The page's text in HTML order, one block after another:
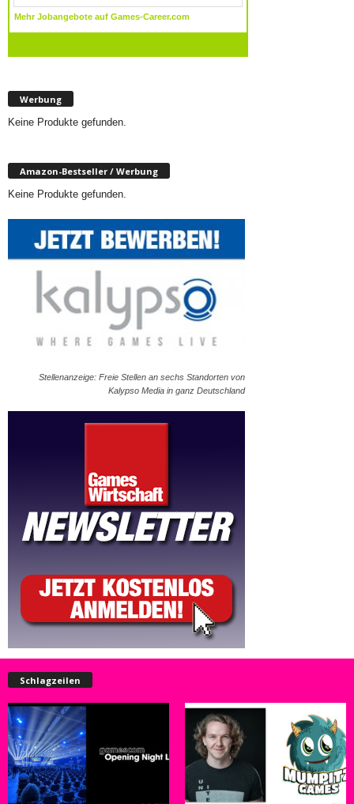
Werbung
Keine Produkte gefunden.
Amazon-Bestseller / Werbung
Keine Produkte gefunden.
Stellenanzeige: Freie Stellen an sechs Standorten von
Kalypso Media in ganz Deutschland
Schlagzeilen